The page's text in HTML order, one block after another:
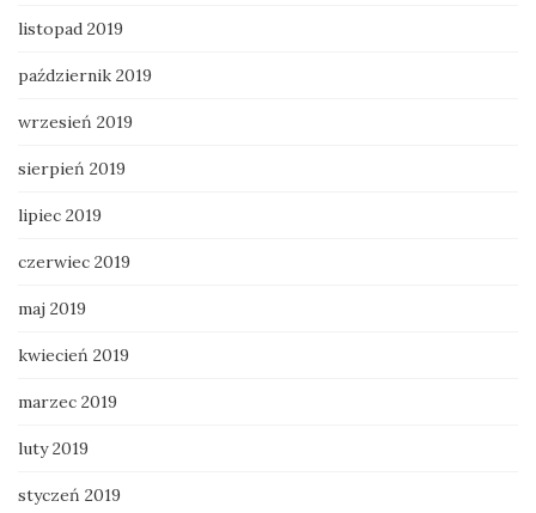
listopad 2019
październik 2019
wrzesień 2019
sierpień 2019
lipiec 2019
czerwiec 2019
maj 2019
kwiecień 2019
marzec 2019
luty 2019
styczeń 2019